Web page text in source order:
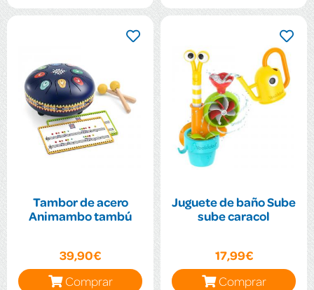
Tambor de acero
Animambo tambú
39,90€
Comprar
Juguete de baño Sube
sube caracol
17,99€
Comprar